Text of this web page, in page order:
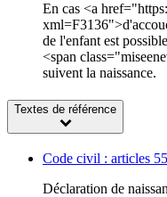
En cas <a
de l'enfant est
<span
suivent la naissance.
Textes de référence
Code civil : articles
Déclaration de